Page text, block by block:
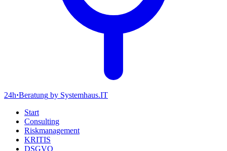
24h·Beratung by Systemhaus.IT
Start
Consulting
Riskmanagement
KRITIS
DSGVO